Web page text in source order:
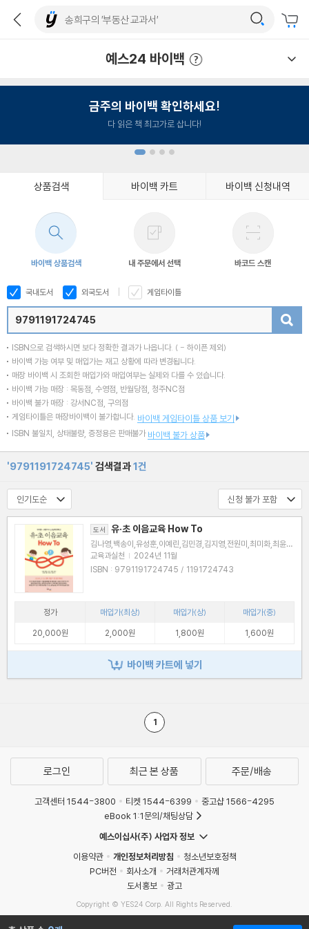
예스24 바이백
금주의 바이백 확인하세요!
다 읽은 책 최고가로 삽니다!
상품검색 바이백 카트 바이백 신청내역
바이백 상품검색 내 주문에서 선택 바코드 스캔
국내도서 외국도서 게임타이틀
ISBN으로 검색하시면 보다 정확한 결과가 나옵니다. ( - 하이픈 제외)
바이백 가능 여부 및 매입가는 재고 상황에 따라 변경됩니다.
매장 바이백 시 조회한 매입가와 매입여부는 실제와 다를 수 있습니다.
바이백 가능 매장 : 목동점, 수영점, 반월당점, 청주NC점
바이백 불가 매장 : 강서NC점, 구의점
게임타이틀은 매장바이백이 불가합니다. 바이백 게임타이틀 상품 보기
ISBN 불일치, 상태불량, 증정용은 판매불가 바이백 불가 상품
'9791191724745' 검색결과1건
도서 유·초 이음교육 How To
김나영,백송이,유성훈,이예린,김민경,김지영,전원미,최미화,최윤미
저
교육과실천 | 2024년 11월
ISBN : 9791191724745 / 1191724743
정가 매입가(최상) 매입가(상)
매입가(중)
20,000원
2,000원 1,800원 1,600원
바이백 카트에 넣기
1
로그인 최근 본 상품 주문/배송
고객센터 1544-3800 티켓 1544-6399
중고샵 1566-4295
eBook 1:1문의/채팅상담
예스이십사(주) 사업자 정보
이용약관
개인정보처리방침
청소년보호정책
PC버전
회사소개
거래처관계자께
도서홍보
광고
Copyright © YES24 Corp. All Rights Reserved.
MATOM5